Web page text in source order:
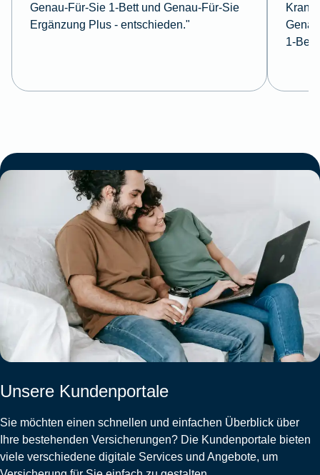
Genau-Für-Sie 1-Bett und Genau-Für-Sie
Ergänzung Plus - entschieden."
1-
Unsere Kundenportale
Sie möchten einen schnellen und einfachen Überblick über
Ihre bestehenden Versicherungen? Die Kundenportale bieten
viele verschiedene digitale Services und Angebote, um